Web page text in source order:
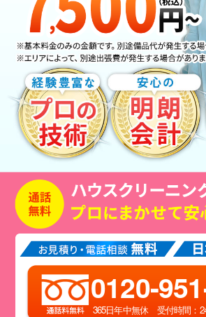
0120-
365日年中無休 受付時間：